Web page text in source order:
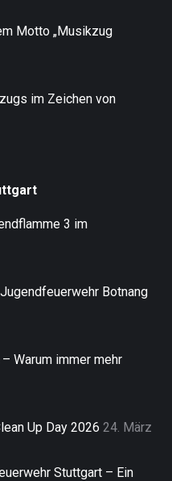
Motto „Musikzug
im Zeichen von
3 im
Botnang
Warum immer mehr
Up Day 2026 24. März
Stuttgart – Ein